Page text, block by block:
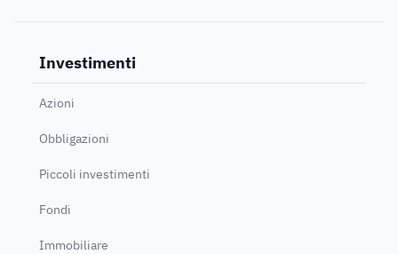
Investimenti
Azioni
Obbligazioni
Piccoli investimenti
Fondi
Immobiliare